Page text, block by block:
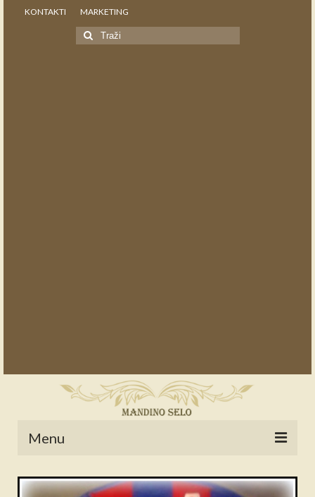
KONTAKTI MARKETING
Search
for:
Menu
POČETNA